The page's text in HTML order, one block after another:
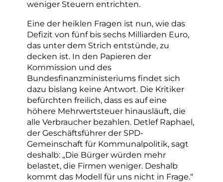
weniger Steuern entrichten.
Eine der heiklen Fragen ist nun, wie das
Defizit von fünf bis sechs Milliarden Euro,
das unter dem Strich entstünde, zu
decken ist. In den Papieren der
Kommission und des
Bundesfinanzministeriums findet sich
dazu bislang keine Antwort. Die Kritiker
befürchten freilich, dass es auf eine
höhere Mehrwertsteuer hinausläuft, die
alle Verbraucher bezahlen. Detlef Raphael,
der Geschäftsführer der SPD-
Gemeinschaft für Kommunalpolitik, sagt
deshalb: „Die Bürger würden mehr
belastet, die Firmen weniger. Deshalb
kommt das Modell für uns nicht in Frage.“